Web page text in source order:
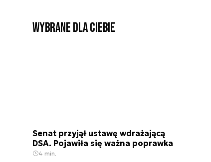
Wybrane dla Ciebie
Senat przyjął ustawę wdrażającą
DSA. Pojawiła się ważna poprawka
4 min.